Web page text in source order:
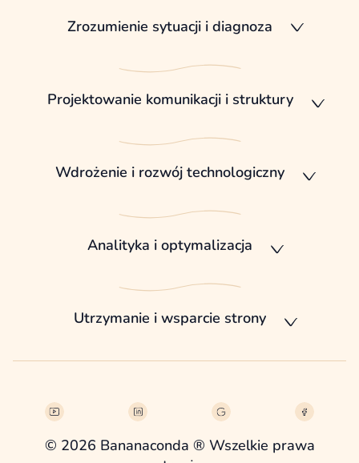
Zrozumienie sytuacji i diagnoza
Projektowanie komunikacji i struktury
Wdrożenie i rozwój technologiczny
Analityka i optymalizacja
Utrzymanie i wsparcie strony
© 2026 Bananaconda ® Wszelkie prawa